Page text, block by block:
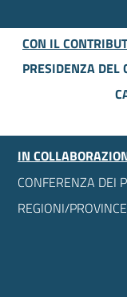
CON IL
PRESIDENZA DEL
IN
CONFERENZA DEI
REGIONI/